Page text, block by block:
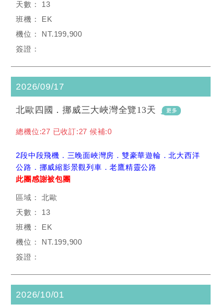
13
EK
NT.199,900
2026/09/17
北歐四國．挪威三大峽灣全覽13天
總機位:27 已收訂:27 候補:0
2段中段飛機．三晚面峽灣房．雙豪華遊輪．北大西洋
公路．挪威縮影景觀列車．老鷹精靈公路
此團感謝被包團
北歐
13
EK
NT.199,900
2026/10/01